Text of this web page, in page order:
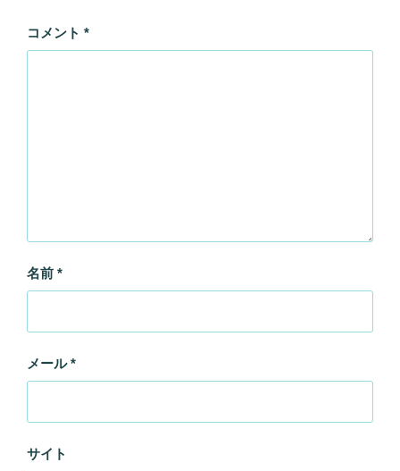
コメント *
名前 *
メール*
サイト